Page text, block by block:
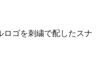
ロゴを刺繍で配したスナ